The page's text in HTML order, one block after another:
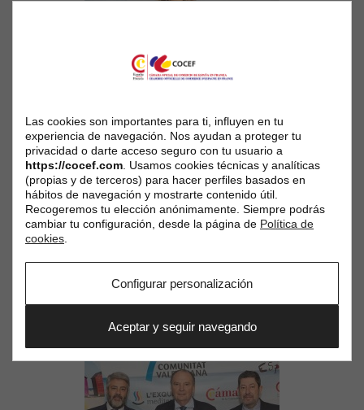
Las cookies son importantes para ti, influyen en tu
experiencia de navegación. Nos ayudan a proteger tu
privacidad o darte acceso seguro con tu usuario a
https://cocef.com. Usamos cookies técnicas y analíticas
(propias y de terceros) para hacer perfiles basados en
hábitos de navegación y mostrarte contenido útil.
Recogeremos tu elección anónimamente. Siempre podrás
cambiar tu configuración, desde la página de Política de
cookies.
Configurar personalización
Aceptar y seguir navegando